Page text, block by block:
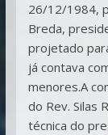
26/12/1984,
Breda,
projetado
já contava
menores.A
do Rev. Silas
técnica do